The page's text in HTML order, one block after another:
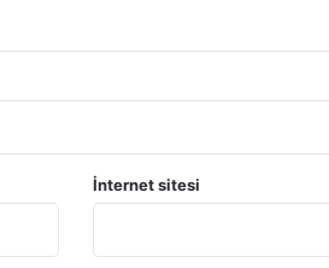
İnternet sitesi